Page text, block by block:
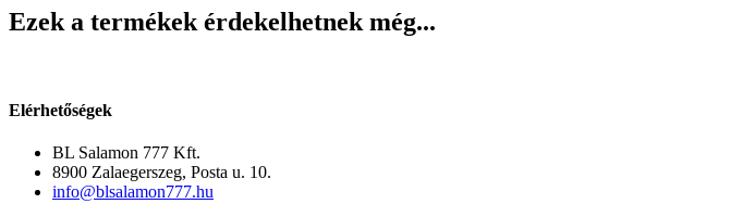
mennyiség
Ezek a termékek érdekelhetnek még...
Elérhetőségek
BL Salamon 777 Kft.
8900 Zalaegerszeg, Posta u. 10.
info@blsalamon777.hu